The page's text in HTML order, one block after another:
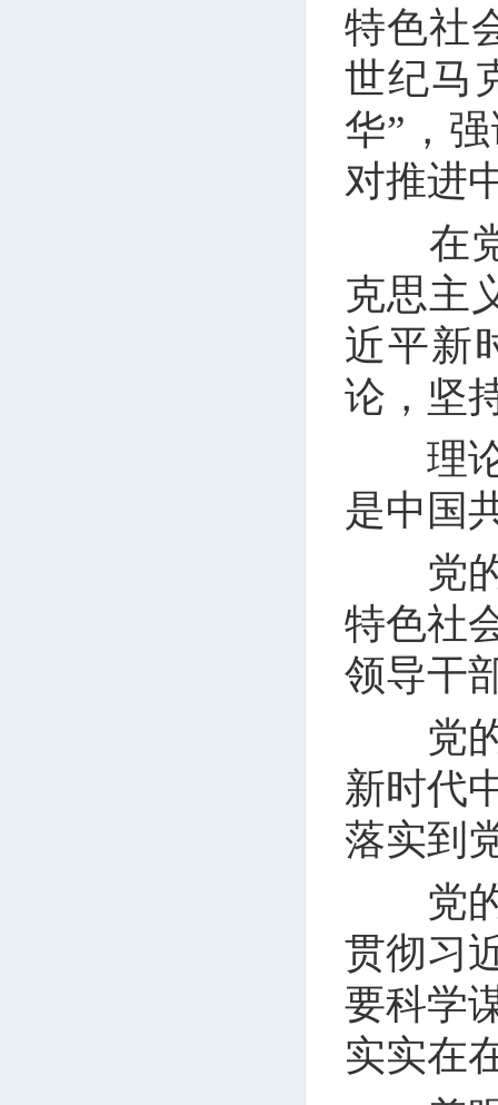
特色社
世纪马
华”，
对推进
在党
克思主
近平新
论，坚
理论
是中国
党的
特色社
领导干
党的
新时代
落实到
党的
贯彻习
要科学
实实在